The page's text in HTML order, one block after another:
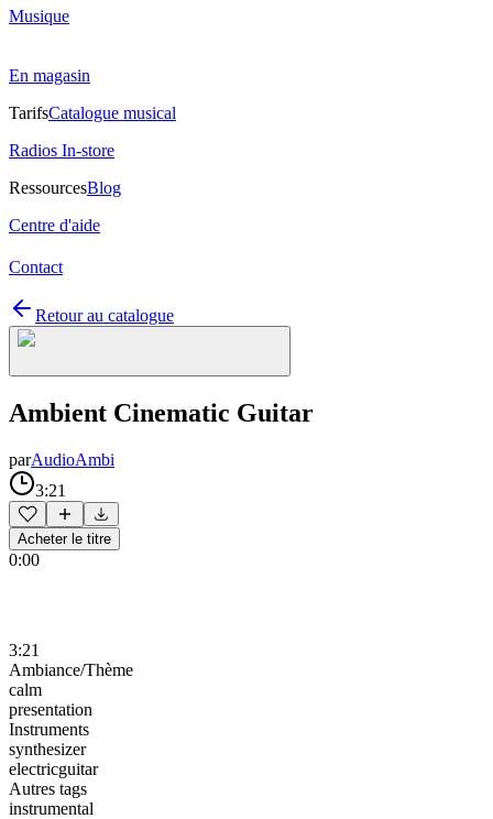
Musique
En magasin
TarifsCatalogue musical
Radios In-store
RessourcesBlog
Centre d'aide
Contact
Retour au catalogue
Ambient Cinematic Guitar
parAudioAmbi
3:21
Acheter le titre
0:00
3:21
Ambiance/Thème
calm
presentation
Instruments
synthesizer
electricguitar
Autres tags
instrumental